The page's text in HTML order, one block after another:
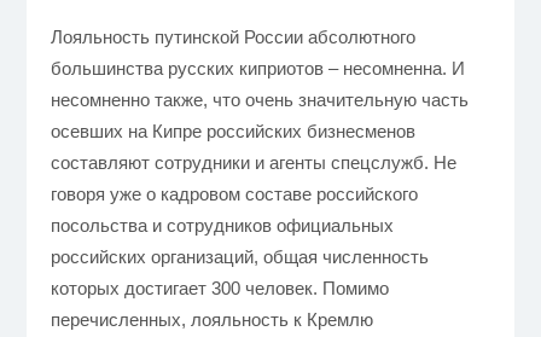
Лояльность путинской России абсолютного
большинства русских киприотов – несомненна. И
несомненно также, что очень значительную часть
осевших на Кипре российских бизнесменов
составляют сотрудники и агенты спецслужб. Не
говоря уже о кадровом составе российского
посольства и сотрудников официальных
российских организаций, общая численность
которых достигает 300 человек. Помимо
перечисленных, лояльность к Кремлю